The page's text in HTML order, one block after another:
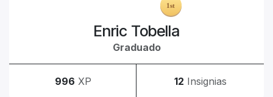
Enric Tobella
Graduado
996 XP 12 Insignias